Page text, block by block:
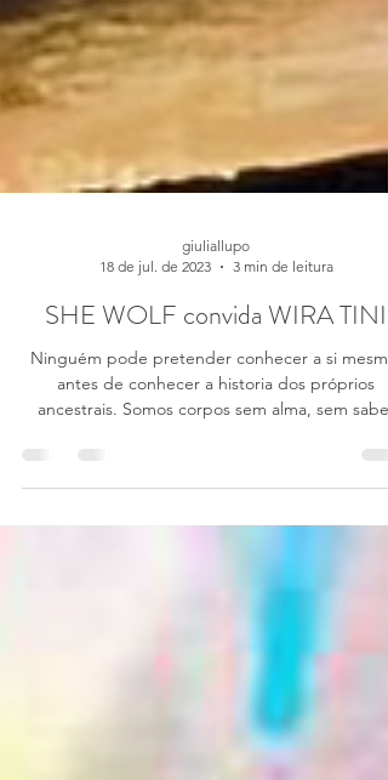
18 de jul. de 2023
3 min de leitura
SHE WOLF convida WIRA TINI
Ninguém pode pretender conhecer a si
ancestrais. Somos corpos sem alma, sem saber
isso....